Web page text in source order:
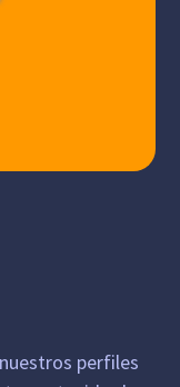
perfiles